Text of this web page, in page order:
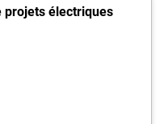
projets électriques